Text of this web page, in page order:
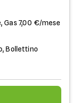
Gas 7,00 €/mese
Bollettino